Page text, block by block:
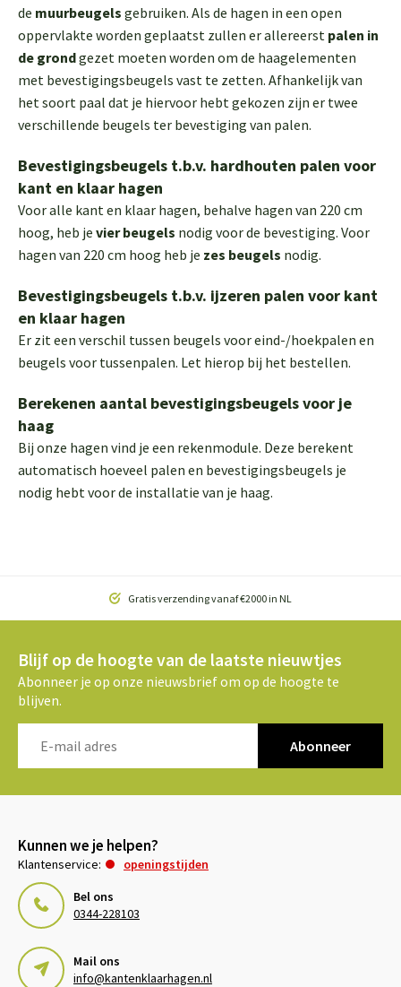
de muurbeugels gebruiken. Als de hagen in een open
oppervlakte worden geplaatst zullen er allereerst palen in
de grondgezet moeten worden om de haagelementen
met bevestigingsbeugels vast te zetten. Afhankelijk van
het soort paal dat je hiervoor hebt gekozen zijn er twee
verschillende beugels ter bevestiging van palen.
Bevestigingsbeugels t.b.v. hardhouten palen voor
kant en klaar hagen
Voor alle kant en klaar hagen, behalve hagen van 220 cm
hoog, heb je vier beugels nodig voor de bevestiging. Voor
hagen van 220 cm hoog heb je zes beugels nodig.
Bevestigingsbeugels t.b.v. ijzeren palen voor kant
en klaar hagen
Er zit een verschil tussen beugels voor eind-/hoekpalen en
beugels voor tussenpalen. Let hierop bij het bestellen.
Berekenen aantal bevestigingsbeugels voor je
haag
Bij onze hagen vind je een rekenmodule. Deze berekent
automatisch hoeveel palen en bevestigingsbeugels je
nodig hebt voor de installatie van je haag.
Gratis verzending vanaf €2000 in NL
Blijf op de hoogte van de laatste nieuwtjes
Abonneer je op onze nieuwsbrief om op de hoogte te
blijven.
Abonneer
Kunnen we je helpen?
Klantenservice:
openingstijden
Bel ons
0344-228103
Mail ons
info@kantenklaarhagen.nl